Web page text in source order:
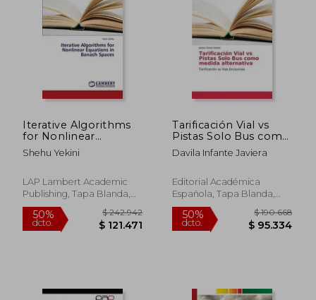
dcto. $ 121.471 dcto.
Iterative Algorithms
for Nonlinear
Equations in Banach
Spaces
Shehu Yekini
LAP Lambert Academic
Publishing, Tapa Blanda,
Nuevo
Tarificación Vial vs
Pistas Solo Bus como
medida alternativa
Davila Infante Javiera
Editorial Académica
Española, Tapa Blanda,
Nuevo